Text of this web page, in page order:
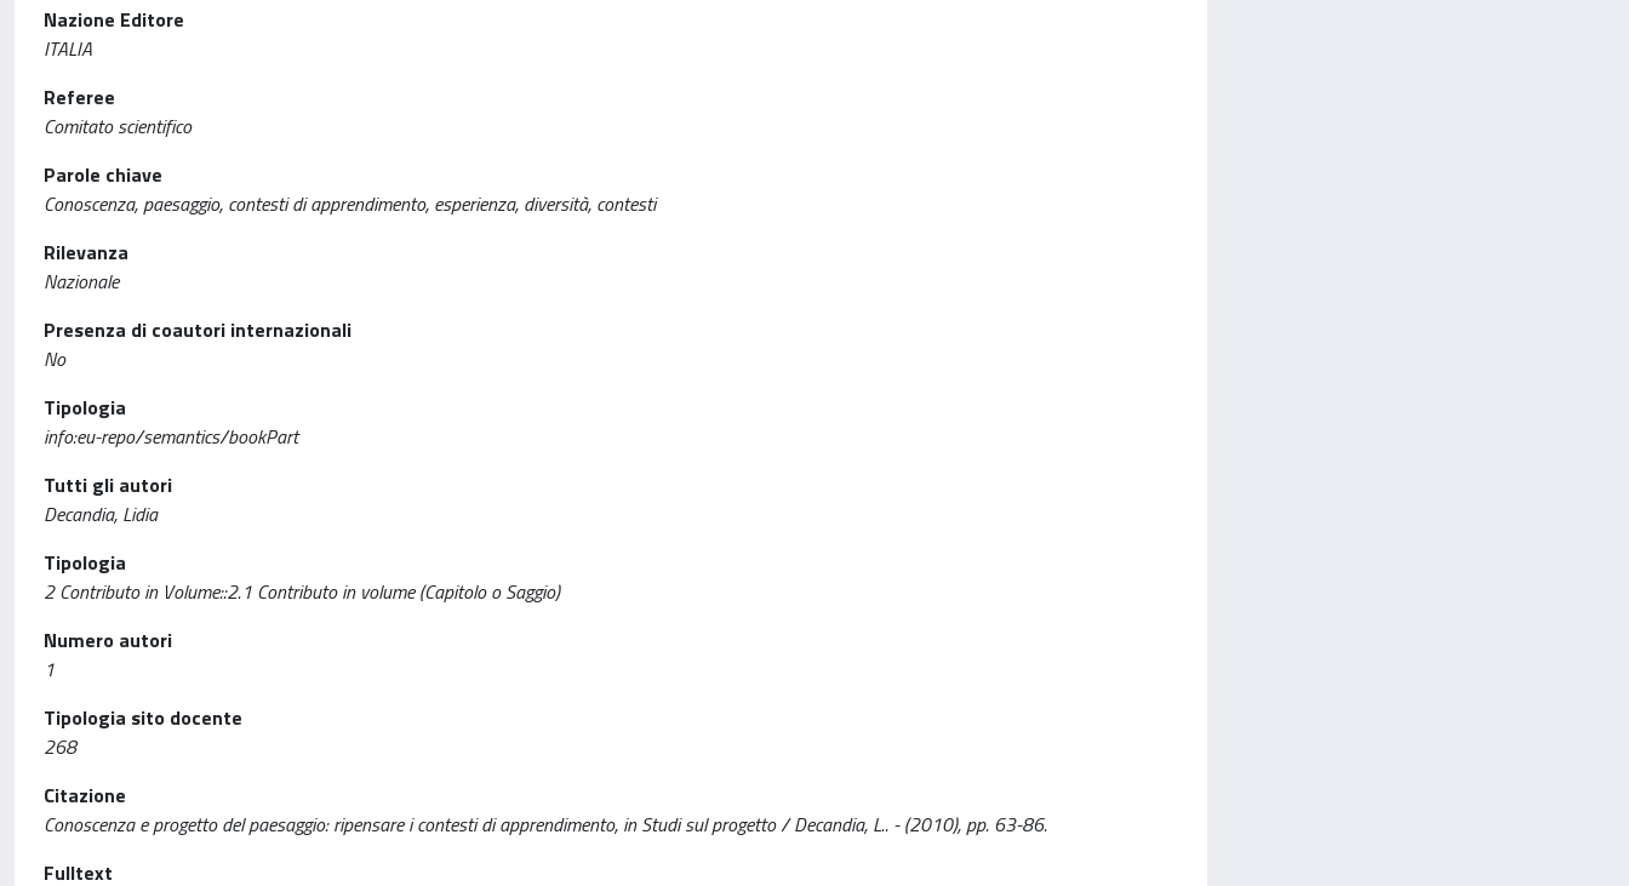
Nazione Editore
ITALIA
Referee
Comitato scientifico
Parole chiave
Conoscenza, paesaggio, contesti di apprendimento, esperienza, diversità, contesti
Rilevanza
Nazionale
Presenza di coautori internazionali
No
Tipologia
info:eu-repo/semantics/bookPart
Tutti gli autori
Decandia, Lidia
Tipologia
2 Contributo in Volume::2.1 Contributo in volume (Capitolo o Saggio)
Numero autori
1
Tipologia sito docente
268
Citazione
Conoscenza e progetto del paesaggio: ripensare i contesti di apprendimento, in Studi sul progetto / Decandia, L.. - (2010), pp. 63-86.
Fulltext